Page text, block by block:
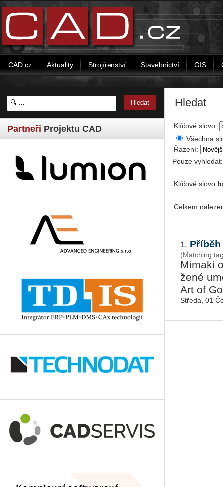
CAD.cz Aktuality Strojírenství Stavebnictví GIS
Partneři Projektu CAD
Hledat
Klíčové slovo:
Všechna
Řazení:
Pouze
Klíčové slovo
Celkem
1.
(Matching
Mi­ma­ki
že­né
Art of
Středa, 01